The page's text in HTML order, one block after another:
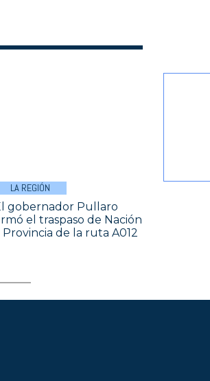
LA REGIÓN
gobernador Pullaro
el traspaso de Nación
Provincia de la ruta A012